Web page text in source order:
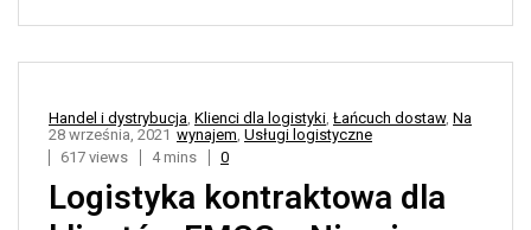
Handel i dystrybucja, Klienci dla logistyki, Łańcuch dostaw, Na
wynajem, Usługi logistyczne
28 września, 2021
617 views
4 mins 0
Logistyka kontraktowa dla